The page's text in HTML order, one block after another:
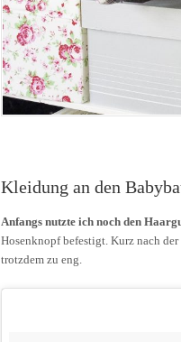
Kleidung an den
Anfangs nutzte ich noch den
Hosenknopf befestigt. Kurz nach
trotzdem zu eng.